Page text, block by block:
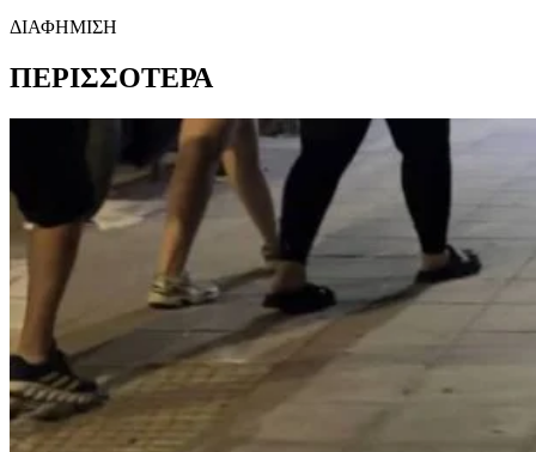
ΔΙΑΦΗΜΙΣΗ
ΠΕΡΙΣΣΟΤΕΡΑ